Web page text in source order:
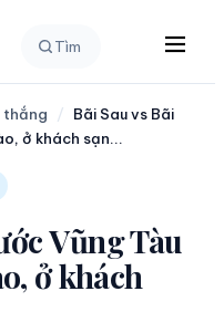
Tìm
thắng /
Bãi Sau vs Bãi
ở khách sạn...
Vũng Tàu
ở khách